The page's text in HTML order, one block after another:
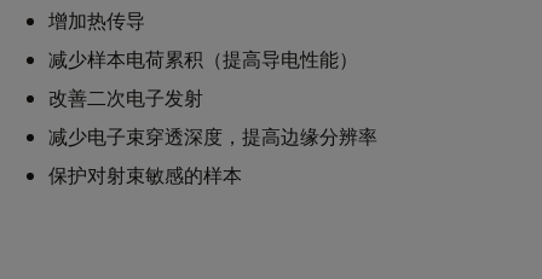
增加热传导
减少样本电荷累积（提高导电性能）
改善二次电子发射
减少电子束穿透深度，提高边缘分辨率
保护对射束敏感的样本